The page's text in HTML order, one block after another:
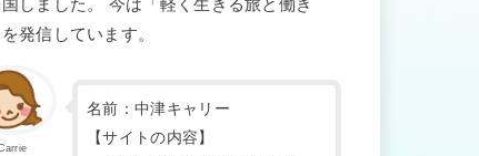
しました。 今は「軽く生きる旅と働き
発信しています。
名前：中津キャリー
【サイトの内容】